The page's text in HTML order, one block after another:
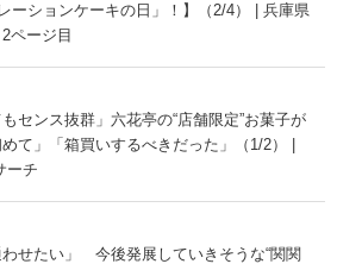
ーションケーキの日」！】（2/4） | 兵庫県
ページ目
もセンス抜群」六花亭の“店舗限定”お菓子が
て」「箱買いするべきだった」（1/2） |
ーチ
わせたい」 今後発展していきそうな“関関